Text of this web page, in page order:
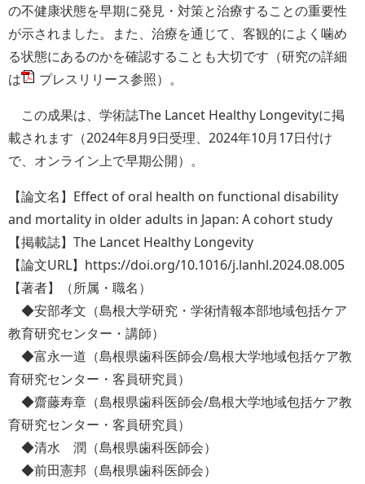
の不健康状態を早期に発見・対策と治療することの重要性
が示されました。また、治療を通じて、客観的によく噛め
る状態にあるのかを確認することも大切です（研究の詳細
は
プレスリリース参照）。
この成果は、学術誌The Lancet Healthy Longevityに掲
載されます（2024年8月9日受理、2024年10月17日付け
で、オンライン上で早期公開）。
【論文名】Effect of oral health on functional disability
and mortality in older adults in Japan: A cohort study
【掲載誌】The Lancet Healthy Longevity
【論文URL】 https://doi.org/10.1016/j.lanhl.2024.08.005
【著者】（所属・職名）
◆安部孝文（島根大学研究・学術情報本部地域包括ケア
教育研究センター・講師）
◆富永一道（島根県歯科医師会/島根大学地域包括ケア教
育研究センター・客員研究員）
◆齋藤寿章（島根県歯科医師会/島根大学地域包括ケア教
育研究センター・客員研究員）
◆清水 潤（島根県歯科医師会）
◆前田憲邦（島根県歯科医師会）